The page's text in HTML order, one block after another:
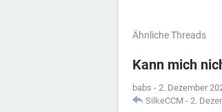
Ähnliche Threads
Kann mich
babs - 2. Dezember
SilkeCCM - 2.